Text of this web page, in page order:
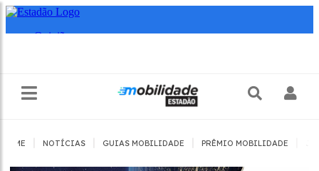
HOME NOTÍCIAS GUIAS MOBILIDADE PRÊMIO MOBILIDADE